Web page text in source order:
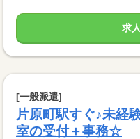
求
[一般派遣]
片原町駅すぐ♪未経
室の受付＋事務☆